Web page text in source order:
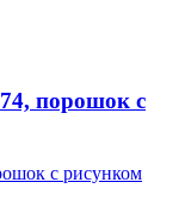
порошок с